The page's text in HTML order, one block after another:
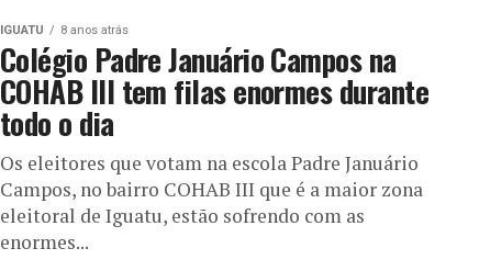
IGUATU 8 anos atrás
Colégio Padre Januário Campos na
COHAB III tem filas enormes durante
todo o dia
Os eleitores que votam na escola Padre Januário
Campos, no bairro COHAB III que é a maior zona
eleitoral de Iguatu, estão sofrendo com as
enormes...